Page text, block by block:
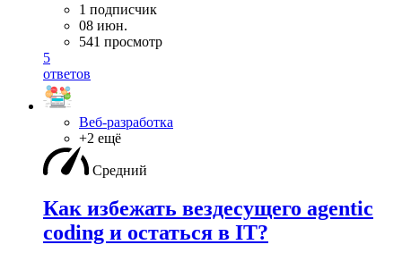
1 подписчик
08 июн.
541 просмотр
5
ответов
Веб-разработка
+2 ещё
Средний
Как избежать вездесущего agentic
coding и остаться в IT?